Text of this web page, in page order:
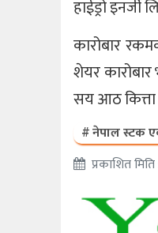
हाईड्रो
कारोबार
शेयर
सय आठ
नेपाल स्टक
प्रकाशित